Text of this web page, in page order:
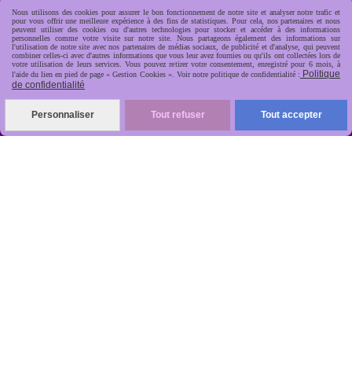
apide, soignée, sécurisée
Nous utilisons des cookies pour assurer le bon fonctionnement de notre site et analyser notre trafic et
pour vous offrir une meilleure expérience à des fins de statistiques. Pour cela, nos partenaires et nous
peuvent utiliser des cookies ou d'autres technologies pour stocker et accéder à des informations
personnelles comme votre visite sur notre site. Nous partageons également des informations sur
l'utilisation de notre site avec nos partenaires de médias sociaux, de publicité et d'analyse, qui peuvent
combiner celles-ci avec d'autres informations que vous leur avez fournies ou qu'ils ont collectées lors de
votre utilisation de leurs services. Vous pouvez retirer votre consentement, enregistré pour 6 mois, à
l'aide du lien en pied de page « Gestion Cookies ». Voir notre politique de confidentialité : Politique
de confidentialité
Personnaliser Tout refuser Tout accepter